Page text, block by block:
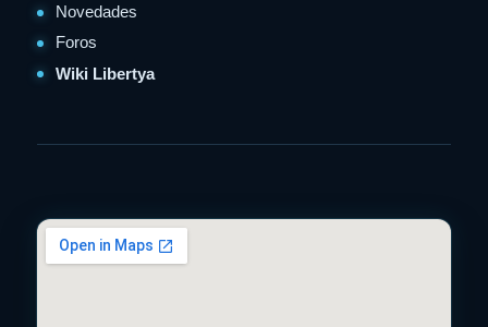
Novedades
Foros
Wiki Libertya